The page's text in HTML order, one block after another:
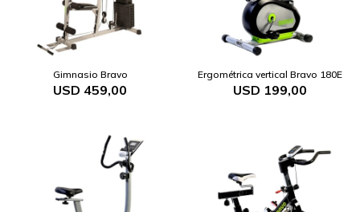
Gimnasio Bravo
USD 459,00
Ergométrica vertical Bravo 180E
USD 199,00